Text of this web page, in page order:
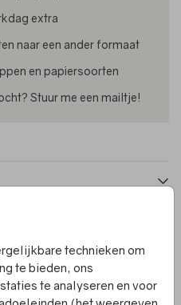
technieken om
te bieden, ons
te analyseren en voor
extra
naar een ander formaat
en papiersoorten
Stuur me een mailtje!